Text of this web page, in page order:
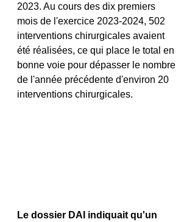
2023. Au cours des dix premiers
mois de l'exercice 2023-2024, 502
interventions chirurgicales avaient
été réalisées, ce qui place le total en
bonne voie pour dépasser le nombre
de l'année précédente d'environ 20
interventions chirurgicales.
Le dossier DAI indiquait qu'un